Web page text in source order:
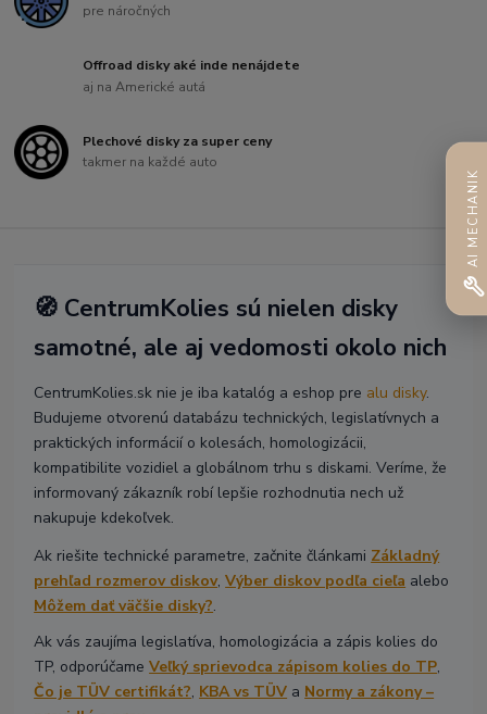
pre náročných
Offroad disky aké inde nenájdete
aj na Americké autá
Plechové disky za super ceny
takmer na každé auto
🧭 CentrumKolies sú nielen disky
samotné, ale aj vedomosti okolo nich
CentrumKolies.sk nie je iba katalóg a eshop pre alu disky.
Budujeme otvorenú databázu technických, legislatívnych a
praktických informácií o kolesách, homologizácii,
kompatibilite vozidiel a globálnom trhu s diskami. Veríme, že
informovaný zákazník robí lepšie rozhodnutia nech už
nakupuje kdekoľvek.
Ak riešite technické parametre, začnite článkami Základný
prehľad rozmerov diskov,Výber diskov podľa cieľa alebo
Môžem dať väčšie disky?.
Ak vás zaujíma legislatíva, homologizácia a zápis kolies do
TP, odporúčameVeľký sprievodca zápisom kolies do TP,
Čo je TÜV certifikát?, KBA vs TÜV a Normy a zákony –
AI MECHANIK